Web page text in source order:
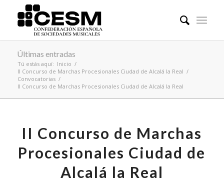
Últimas entradas
Tú estás aquí: Inicio /
II Concurso de Marchas Procesionales Ciudad de Alcalá la Real /
Convocatorias /
II Concurso de Marchas Procesionales Ciudad de Alcalá la Real
II Concurso de Marchas
Procesionales Ciudad de
Alcalá la Real